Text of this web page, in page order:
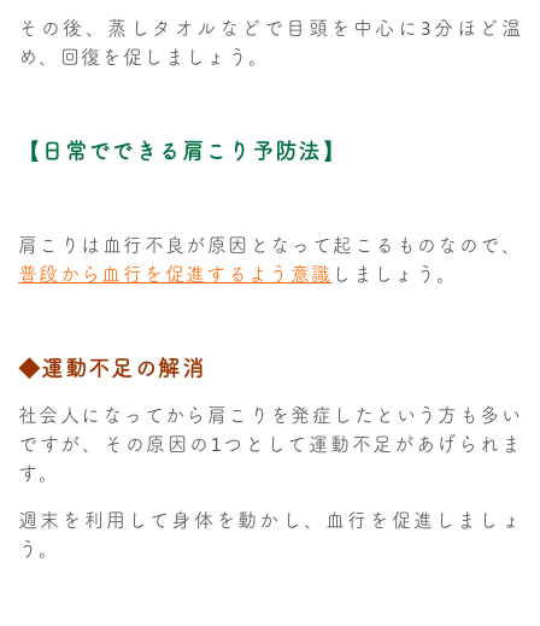
その後、蒸しタオルなどで目頭を中心に3分ほど温
め、回復を促しましょう。
【日常でできる肩こり予防法】
肩こりは血行不良が原因となって起こるものなので、
普段から血行を促進するよう意識 しましょう。
◆運動不足の解消
社会人になってから肩こりを発症したという方も多い
ですが、その原因の1つとして運動不足があげられま
す。
週末を利用して身体を動かし、血行を促進しましょ
う。